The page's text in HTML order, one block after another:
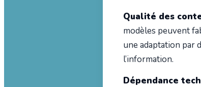
Qualité des
modèles peuvent
une adaptation par
l’information.
Dépendance